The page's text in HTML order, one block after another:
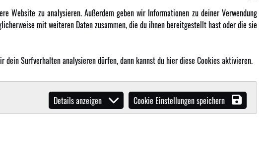
MEHR VON AMEWI
AMXRacing - Qualitäts RC-Zubehör
Malinos - Die kreative Seite von
Werden Sie Amewi Händler
Amewi B2B-Shop
Website zu analysieren. Außerdem geben wir Informationen zu deiner Verwendung
mit weiteren Daten zusammen, die du ihnen bereitgestellt hast oder die sie
Surfverhalten analysieren dürfen, dann kannst du hier diese Cookies aktivieren.
Cookie Einstellungen speichern
Details anzeigen